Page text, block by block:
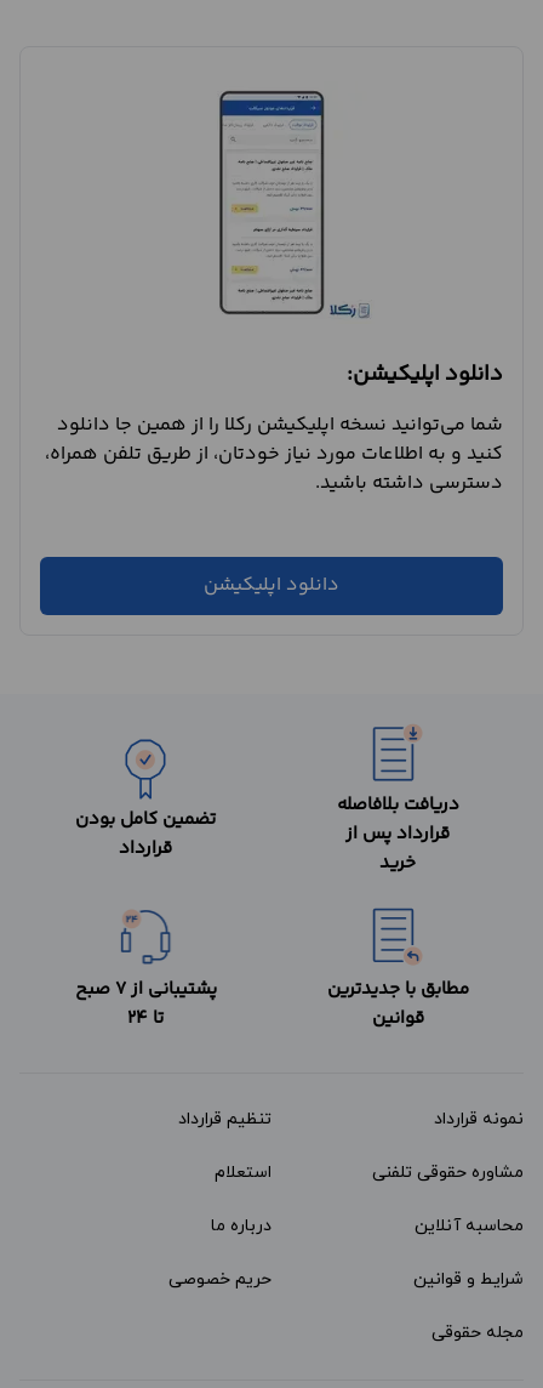
دانلود اپلیکیشن:
شما می‌توانید نسخه اپلیکیشن رکلا را از همین جا دانلود
کنید و به اطلاعات مورد نیاز خودتان، از طریق تلفن همراه،
دسترسی داشته باشید.
دانلود اپلیکیشن
دریافت بلافاصله
قرارداد پس از
خرید
تضمین کامل بودن
قرارداد
مطابق با جدیدترین
قوانین
پشتیبانی از 7 صبح
تا 24
نمونه قرارداد‌ تنظیم قرارداد
مشاوره حقوقی تلفنی استعلام
محاسبه آنلاین درباره ما
شرایط و قوانین حریم خصوصی
مجله حقوقی